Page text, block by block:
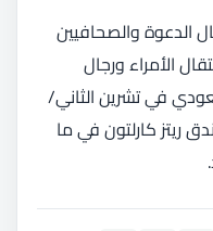
الدعوة والصحافيين
الأمراء ورجال
في تشرين الثاني/
فندق ريتز كارلتون في ما